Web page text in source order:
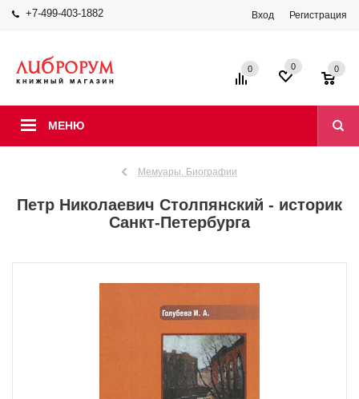
+7-499-403-1882 Вход Регистрация
МЕНЮ
0 0 0
Мемуары. Биографии
Петр Николаевич Столпянский - историк
Санкт-Петербурга